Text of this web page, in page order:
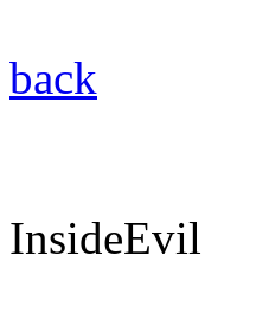
back
InsideEvil